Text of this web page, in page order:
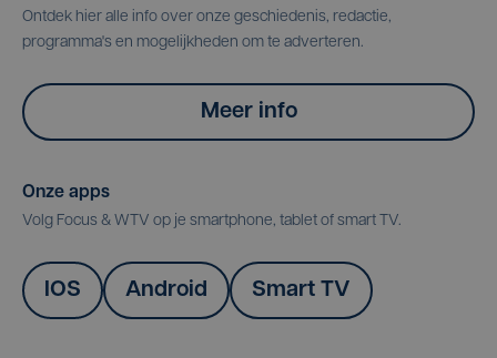
Ontdek hier alle info over onze geschiedenis, redactie,
programma's en mogelijkheden om te adverteren.
Meer info
Onze apps
Volg Focus & WTV op je smartphone, tablet of smart TV.
IOS Android Smart TV